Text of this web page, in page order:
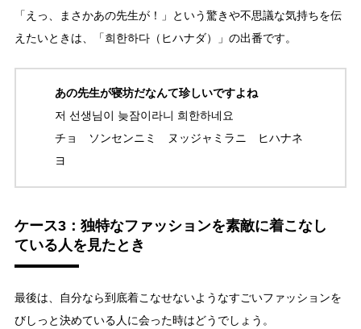
「えっ、まさかあの先生が！」という驚きや不思議な気持ちを伝
えたいときは、「희한하다（ヒハナダ）」の出番です。
あの先生が寝坊だなんて珍しいですよね
저 선생님이 늦잠이라니 희한하네요
チョ ソンセンニミ ヌッジャミラニ ヒハナネ
ヨ
ケース3：独特なファッションを素敵に着こなし
ている人を見たとき
最後は、自分なら到底着こなせないようなすごいファッションを
びしっと決めている人に会った時はどうでしょう。